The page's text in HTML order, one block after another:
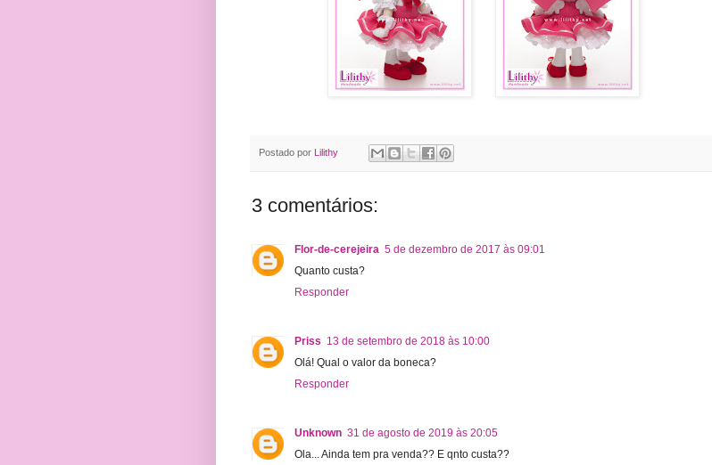
Postado por Lilithy
3 comentários:
Flor-de-cerejeira 5 de dezembro de 2017 às 09:01
Quanto custa?
Responder
Priss 13 de setembro de 2018 às 10:00
Olá! Qual o valor da boneca?
Responder
Unknown 31 de agosto de 2019 às 20:05
Ola... Ainda tem pra venda?? E qnto custa??